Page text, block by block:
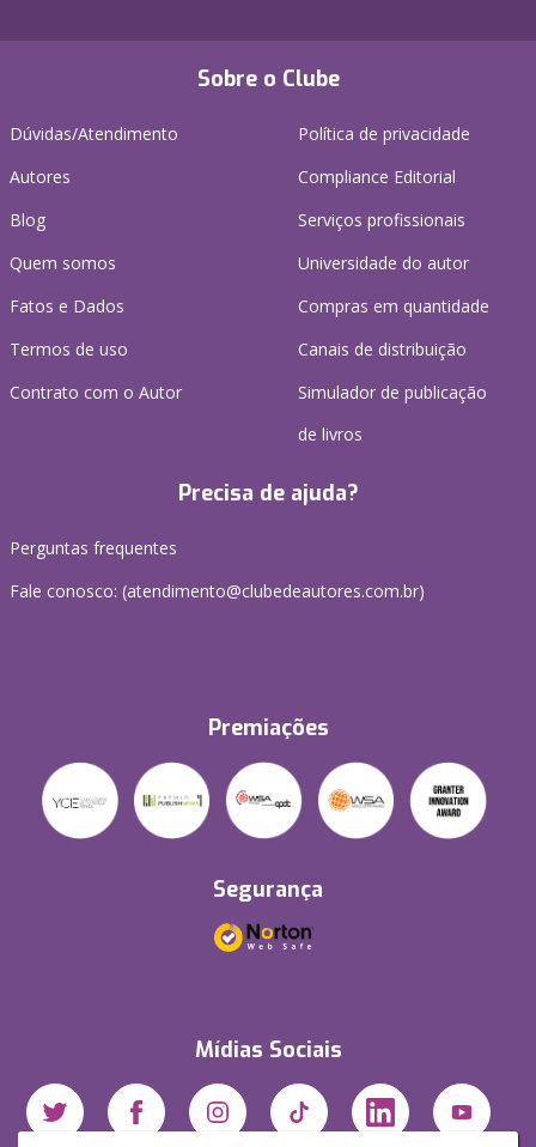
Sobre o Clube
Dúvidas/Atendimento
Autores
Blog
Quem somos
Fatos e Dados
Termos de uso
Contrato com o Autor
Política de privacidade
Compliance Editorial
Serviços profissionais
Universidade do autor
Compras em quantidade
Canais de distribuição
Simulador de publicação
de livros
Precisa de ajuda?
Perguntas frequentes
Fale conosco: (atendimento@clubedeautores.com.br)
Premiações
Segurança
Mídias Sociais